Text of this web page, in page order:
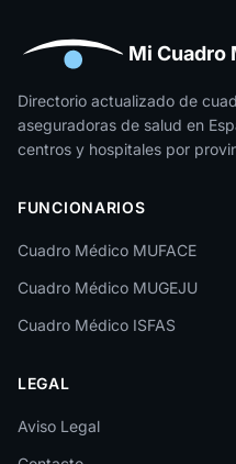
Huesca
Jaén
La Rioja
León
Lleida
Lugo
Málaga
Melilla
Mi Cuadro
Directorio actualizado de
aseguradoras de salud en
centros y hospitales por
FUNCIONARIOS
Cuadro Médico MUFACE
Cuadro Médico MUGEJU
Cuadro Médico ISFAS
LEGAL
Aviso Legal